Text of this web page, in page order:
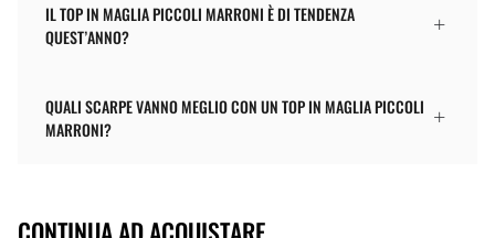
IL TOP IN MAGLIA PICCOLI MARRONI È DI TENDENZA
QUEST’ANNO?
QUALI SCARPE VANNO MEGLIO CON UN TOP IN MAGLIA PICCOLI
MARRONI?